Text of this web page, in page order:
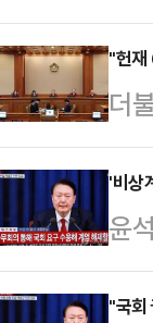
비
선
의
거
책
온
르
"헌재
더
보
결
법
어
'비상
윤
를
적
"국회